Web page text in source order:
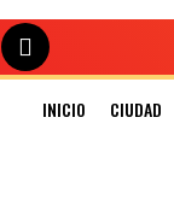
INICIO CIUDAD